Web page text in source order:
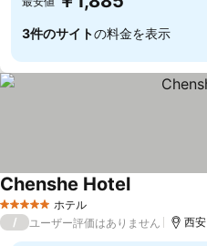
3件のサイトの料金を表示
5 ホテルのランク
ホテル
Chenshe Hotel料金を表示
/ ユーザー評価はありません 西安